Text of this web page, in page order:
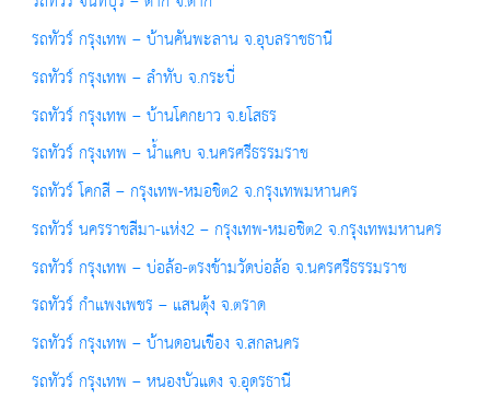
รถทัวร์ กรุงเทพ – บ้านคันพะลาน จ.อุบลราชธานี
รถทัวร์ กรุงเทพ – ลำทับ จ.กระบี่
รถทัวร์ กรุงเทพ – บ้านโคกยาว จ.ยโสธร
รถทัวร์ กรุงเทพ – น้ำแคบ จ.นครศรีธรรมราช
รถทัวร์ โคกสี – กรุงเทพ-หมอชิต2 จ.กรุงเทพมหานคร
รถทัวร์ นครราชสีมา-แห่ง2 – กรุงเทพ-หมอชิต2 จ.กรุงเทพมหานคร
รถทัวร์ กรุงเทพ – บ่อล้อ-ตรงข้ามวัดบ่อล้อ จ.นครศรีธรรมราช
รถทัวร์ กำแพงเพชร – แสนตุ้ง จ.ตราด
รถทัวร์ กรุงเทพ – บ้านดอนเขือง จ.สกลนคร
รถทัวร์ กรุงเทพ – หนองบัวแดง จ.อุดรธานี